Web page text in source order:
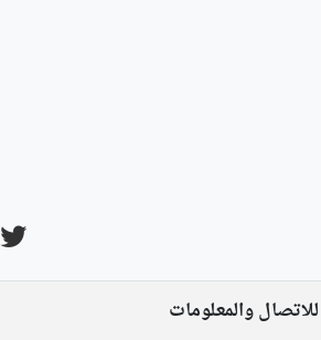
للاتصال والمعلومات